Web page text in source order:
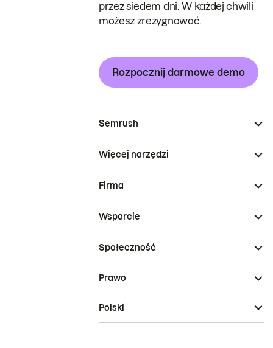
przez siedem dni. W każdej chwili
możesz zrezygnować.
Rozpocznij darmowe demo
Semrush
Więcej narzędzi
Firma
Wsparcie
Społeczność
Prawo
Polski